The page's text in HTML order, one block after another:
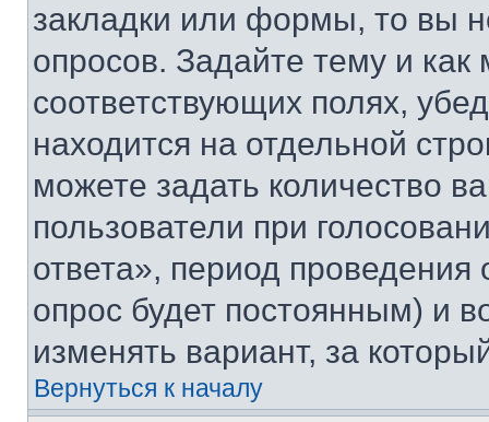
закладки или формы, то вы
опросов. Задайте тему и
соответствующих полях,
находится на отдельной
можете задать количество
пользователи при
ответа», период проведения
опрос будет постоянным) и
изменять вариант, за
Вернуться к началу